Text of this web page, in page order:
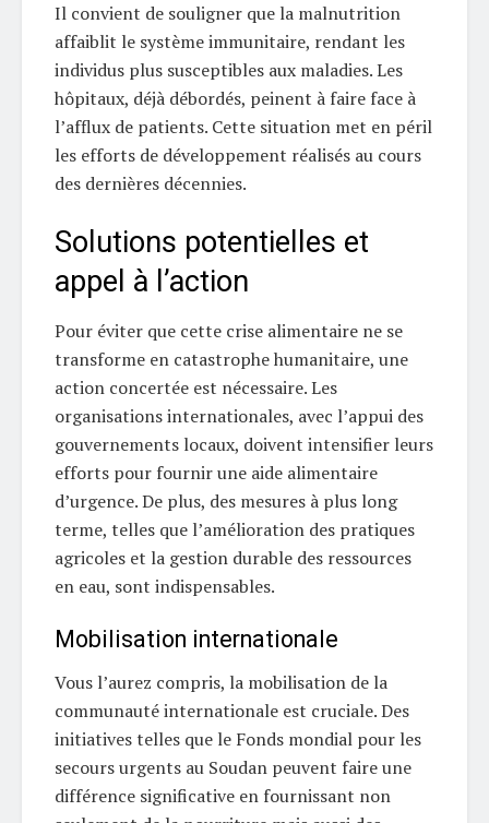
Il convient de souligner que la malnutrition
affaiblit le système immunitaire, rendant les
individus plus susceptibles aux maladies. Les
hôpitaux, déjà débordés, peinent à faire face à
l’afflux de patients. Cette situation met en péril
les efforts de développement réalisés au cours
des dernières décennies.
Solutions potentielles et
appel à l’action
Pour éviter que cette crise alimentaire ne se
transforme en catastrophe humanitaire, une
action concertée est nécessaire. Les
organisations internationales, avec l’appui des
gouvernements locaux, doivent intensifier leurs
efforts pour fournir une aide alimentaire
d’urgence. De plus, des mesures à plus long
terme, telles que l’amélioration des pratiques
agricoles et la gestion durable des ressources
en eau, sont indispensables.
Mobilisation internationale
Vous l’aurez compris, la mobilisation de la
communauté internationale est cruciale. Des
initiatives telles que le Fonds mondial pour les
secours urgents au Soudan peuvent faire une
différence significative en fournissant non